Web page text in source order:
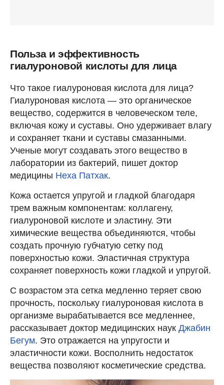
Польза и эффективность
гиалуроновой кислоты для лица
Что такое гиалуроновая кислота для лица?
Гиалуроновая кислота — это органическое
вещество, содержится в человеческом теле,
включая кожу и суставы. Оно удерживает влагу
и сохраняет ткани и суставы смазанными.
Ученые могут создавать этого вещество в
лаборатории из бактерий, пишет доктор
медицины Неха Патхак.
Кожа остается упругой и гладкой благодаря
трем важным компонентам: коллагену,
гиалуроновой кислоте и эластину. Эти
химические вещества объединяются, чтобы
создать прочную губчатую сетку под
поверхностью кожи. Эластичная структура
сохраняет поверхность кожи гладкой и упругой.
С возрастом эта сетка медленно теряет свою
прочность, поскольку гиалуроновая кислота в
организме вырабатывается все медленнее,
рассказывает доктор медицинских наук Джабин
Бегум. Это отражается на упругости и
эластичности кожи. Восполнить недостаток
вещества позволяют косметические средства.